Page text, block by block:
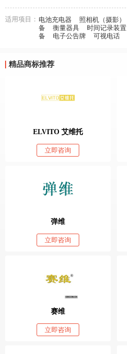
适用项目： 电池充电器 照相机（摄影）
备
衡量器具 时间记录装置
备
电子公告牌 可视电话
精品商标推荐
ELVITO 艾维托
立即咨询
弹维
立即咨询
赛维
立即咨询